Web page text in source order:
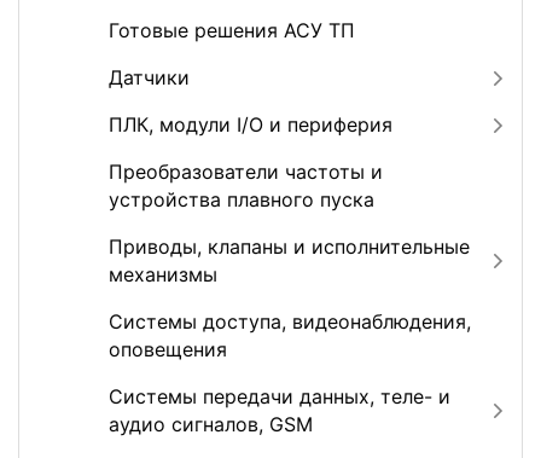
Готовые решения АСУ ТП
Датчики
ПЛК, модули I/O и периферия
Преобразователи частоты и
устройства плавного пуска
Приводы, клапаны и исполнительные
механизмы
Системы доступа, видеонаблюдения,
оповещения
Системы передачи данных, теле- и
аудио сигналов, GSM